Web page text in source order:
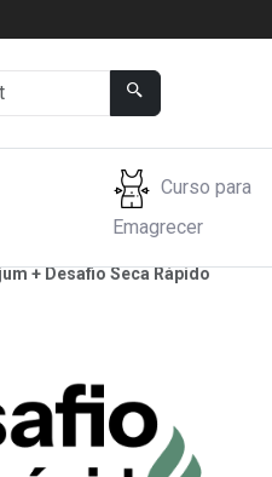
Curso para
Emagrecer
+ Desafio Seca Rápido